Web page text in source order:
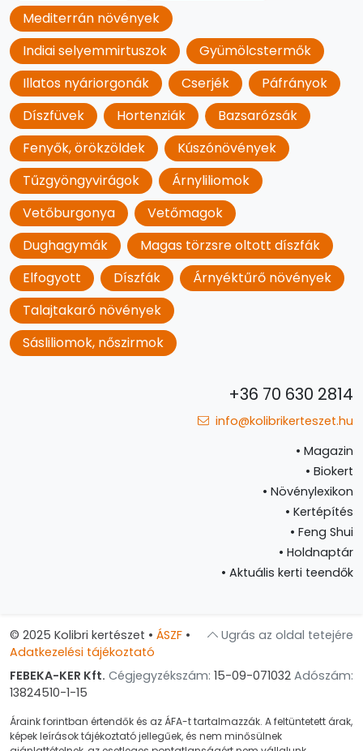
Mediterrán növények
Indiai selyemmirtuszok
Gyümölcstermők
Illatos nyáriorgonák
Cserjék
Páfrányok
Díszfüvek
Hortenziák
Bazsarózsák
Fenyők, örökzöldek
Kúszónövények
Tűzgyöngyvirágok
Árnyliliomok
Vetőburgonya
Vetőmagok
Dughagymák
Magas törzsre oltott díszfák
Elfogyott
Díszfák
Árnyéktűrő növények
Talajtakaró növények
Sásliliomok, nőszirmok
+36 70 630 2814
info@kolibrikerteszet.hu
• Magazin
• Biokert
• Növénylexikon
• Kertépítés
• Feng Shui
• Holdnaptár
• Aktuális kerti teendők
Ugrás az oldal tetejére
© 2025 Kolibri kertészet • ÁSZF •
Adatkezelési tájékoztató
FEBEKA-KER Kft. Cégjegyzékszám: 15-09-071032 Adószám:
13824510-1-15
Áraink forintban értendők és az ÁFA-t tartalmazzák. A feltüntetett árak,
képek leírások tájékoztató jellegűek, és nem minősülnek